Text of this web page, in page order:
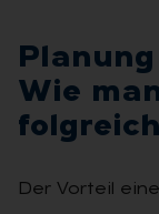
Wie
Der Vorteil